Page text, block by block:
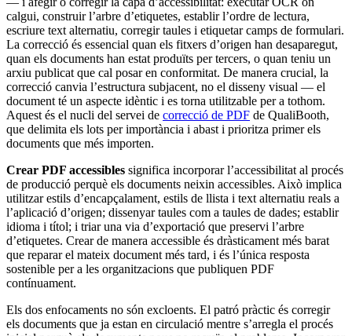
calgui, construir l’arbre d’etiquetes, establir l’ordre de lectura,
escriure text alternatiu, corregir taules i etiquetar camps de formulari.
La correcció és essencial quan els fitxers d’origen han desaparegut,
quan els documents han estat produïts per tercers, o quan teniu un
arxiu publicat que cal posar en conformitat. De manera crucial, la
correcció canvia l’estructura subjacent, no el disseny visual — el
document té un aspecte idèntic i es torna utilitzable per a tothom.
Aquest és el nucli del servei de correcció de PDF de QualiBooth,
que delimita els lots per importància i abast i prioritza primer els
documents que més importen.
Crear PDF accessibles significa incorporar l’accessibilitat al procés
de producció perquè els documents neixin accessibles. Això implica
utilitzar estils d’encapçalament, estils de llista i text alternatiu reals a
l’aplicació d’origen; dissenyar taules com a taules de dades; establir
idioma i títol; i triar una via d’exportació que preservi l’arbre
d’etiquetes. Crear de manera accessible és dràsticament més barat
que reparar el mateix document més tard, i és l’única resposta
sostenible per a les organitzacions que publiquen PDF
contínuament.
Els dos enfocaments no són excloents. El patró pràctic és corregir
els documents que ja estan en circulació mentre s’arregla el procés